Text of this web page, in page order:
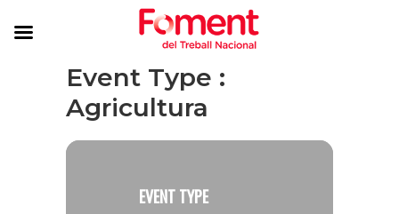
Event Type :
Agricultura
EVENT TYPE